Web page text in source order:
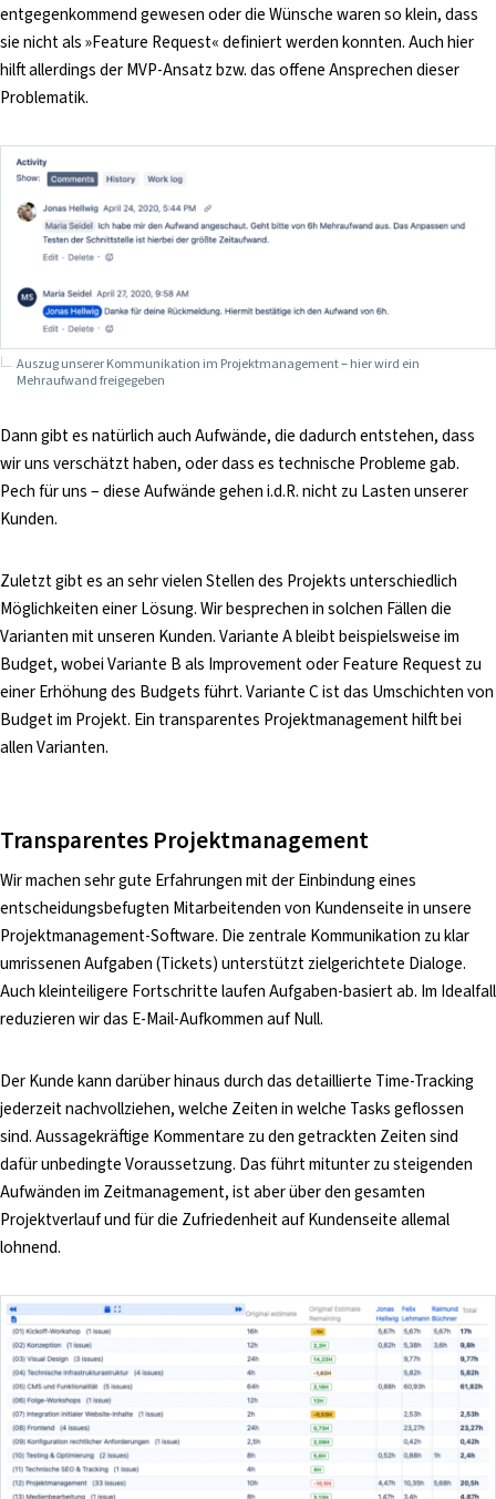
entgegenkommend gewesen oder die Wünsche waren so klein, dass
sie nicht als »Feature Request« definiert werden konnten. Auch hier
hilft allerdings der MVP-Ansatz bzw. das offene Ansprechen dieser
Problematik.
Auszug unserer Kommunikation im Projektmanagement – hier wird ein
Mehraufwand freigegeben
Dann gibt es natürlich auch Aufwände, die dadurch entstehen, dass
wir uns verschätzt haben, oder dass es technische Probleme gab.
Pech für uns – diese Aufwände gehen i.d.R. nicht zu Lasten unserer
Kunden.
Zuletzt gibt es an sehr vielen Stellen des Projekts unterschiedlich
Möglichkeiten einer Lösung. Wir besprechen in solchen Fällen die
Varianten mit unseren Kunden. Variante A bleibt beispielsweise im
Budget, wobei Variante B als Improvement oder Feature Request zu
einer Erhöhung des Budgets führt. Variante C ist das Umschichten von
Budget im Projekt. Ein transparentes Projektmanagement hilft bei
allen Varianten.
Transparentes Projektmanagement
Wir machen sehr gute Erfahrungen mit der Einbindung eines
entscheidungsbefugten Mitarbeitenden von Kundenseite in unsere
Projektmanagement-Software. Die zentrale Kommunikation zu klar
umrissenen Aufgaben (Tickets) unterstützt zielgerichtete Dialoge.
Auch kleinteiligere Fortschritte laufen Aufgaben-basiert ab. Im Idealfall
reduzieren wir das E-Mail-Aufkommen auf Null.
Der Kunde kann darüber hinaus durch das detaillierte Time-Tracking
jederzeit nachvollziehen, welche Zeiten in welche Tasks geflossen
sind. Aussagekräftige Kommentare zu den getrackten Zeiten sind
dafür unbedingte Voraussetzung. Das führt mitunter zu steigenden
Aufwänden im Zeitmanagement, ist aber über den gesamten
Projektverlauf und für die Zufriedenheit auf Kundenseite allemal
lohnend.